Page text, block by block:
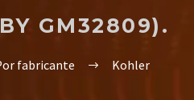
GM32809).
fabricante Kohler